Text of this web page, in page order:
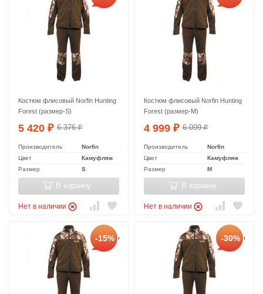
Костюм флисовый Norfin Hunting
Forest (размер-S)
5 420 ₽ 6 376₽
Производитель
Norfin
Цвет
Камуфляж
Размер
S
В корзину
Нет в наличии
Костюм флисовый Norfin Hunting
Forest (размер-M)
4 999 ₽ 6 099₽
Производитель
Norfin
Цвет
Камуфляж
Размер
M
В корзину
Нет в наличии
-15% -30%